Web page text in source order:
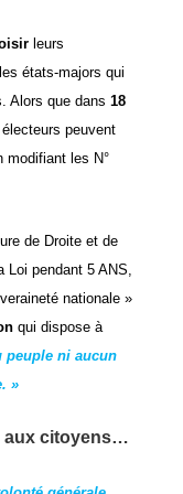
leurs
états-majors qui
Alors que dans 18
peuvent
modifiant les N°
de Droite et de
pendant 5 ANS,
nationale »
qui dispose à
ni aucun
»
aux citoyens…